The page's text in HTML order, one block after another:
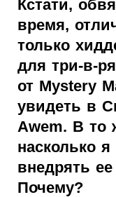
Кстати,
время,
только
для три-в-
от Mystery
увидеть в
Awem. В то
насколько
внедрять
Почему?